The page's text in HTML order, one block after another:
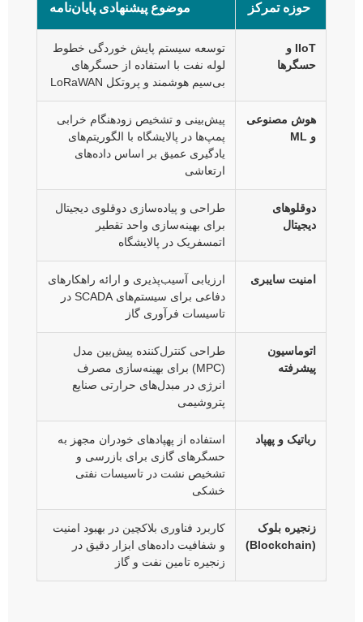
حوزه تمرکز موضوع پیشنهادی پایان‌نامه
IIoT و
حسگرها
توسعه سیستم پایش خوردگی خطوط
لوله نفت با استفاده از حسگرهای
بی‌سیم هوشمند و پروتکل LoRaWAN
هوش مصنوعی
و ML
پیش‌بینی و تشخیص زودهنگام خرابی
پمپ‌ها در پالایشگاه با الگوریتم‌های
یادگیری عمیق بر اساس داده‌های
ارتعاشی
دوقلوهای
دیجیتال
طراحی و پیاده‌سازی دوقلوی دیجیتال
برای بهینه‌سازی واحد تقطیر
اتمسفریک در پالایشگاه
امنیت سایبری
ارزیابی آسیب‌پذیری و ارائه راهکارهای
دفاعی برای سیستم‌های SCADA در
تاسیسات فرآوری گاز
اتوماسیون
پیشرفته
طراحی کنترل‌کننده پیش‌بین مدل
(MPC) برای بهینه‌سازی مصرف
انرژی در مبدل‌های حرارتی صنایع
پتروشیمی
رباتیک و پهپاد
استفاده از پهپادهای خودران مجهز به
حسگرهای گازی برای بازرسی و
تشخیص نشت در تاسیسات نفتی
خشکی
زنجیره بلوک
(Blockchain)
کاربرد فناوری بلاکچین در بهبود امنیت
و شفافیت داده‌های ابزار دقیق در
زنجیره تامین نفت و گاز